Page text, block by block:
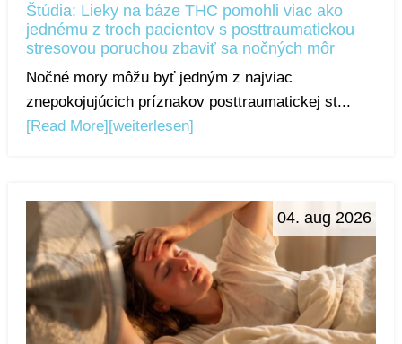
Štúdia: Lieky na báze THC pomohli viac ako
jednému z troch pacientov s posttraumatickou
stresovou poruchou zbaviť sa nočných môr
Nočné mory môžu byť jedným z najviac
znepokojujúcich príznakov posttraumatickej st...
[Read More][weiterlesen]
04. aug 2026